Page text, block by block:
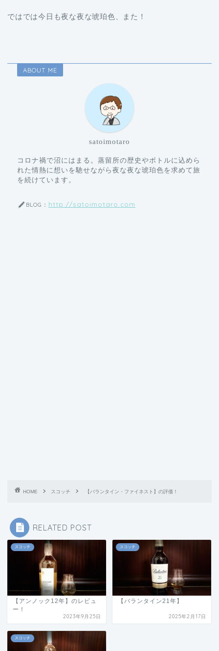
ではでは今日も夜な夜な琥珀色、また！
ABOUT ME
satoimotaro
コロナ禍で沼にはまる。蒸留所の歴史やボトルに込めら
れた情熱に想いを馳せながら夜な夜な琥珀色を求めて旅
を続けています。
BLOG： http://satoimotaro.com
HOME スコッチ 【バランタイン・ファイネスト】の評価！
RELATED POST
スコッチ
【アンノック12年】のレビュ
ー！
2023年9月25日
スコッチ
【バランタイン21年】
2025年2月17日
スコッチ